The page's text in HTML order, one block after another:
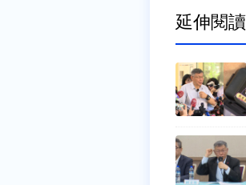
延伸閱讀